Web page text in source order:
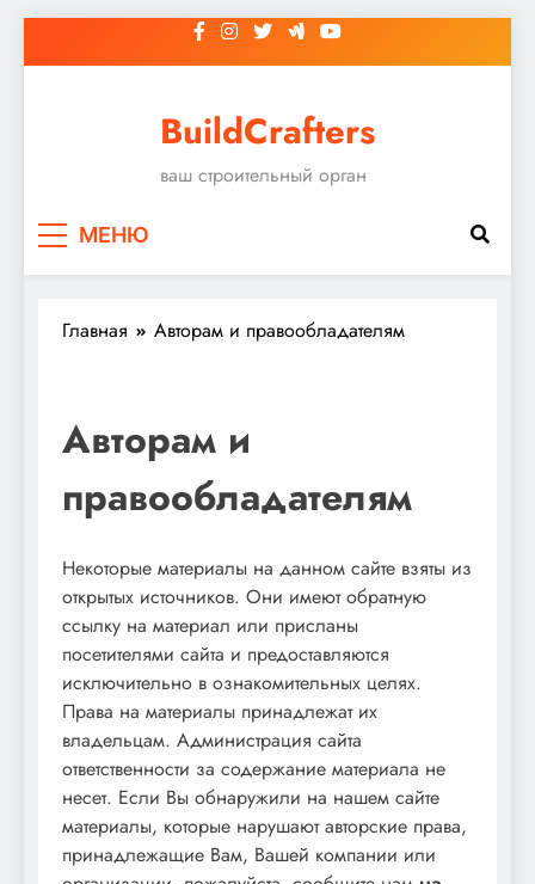
к
BuildCrafters
ваш строительный орган
МЕНЮ
Главная Авторам и правообладателям
Авторам и
правообладателям
Некоторые материалы на данном сайте взяты из
открытых источников. Они имеют обратную
ссылку на материал или присланы
посетителями сайта и предоставляются
исключительно в ознакомительных целях.
Права на материалы принадлежат их
владельцам. Администрация сайта
ответственности за содержание материала не
несет. Если Вы обнаружили на нашем сайте
материалы, которые нарушают авторские права,
принадлежащие Вам, Вашей компании или